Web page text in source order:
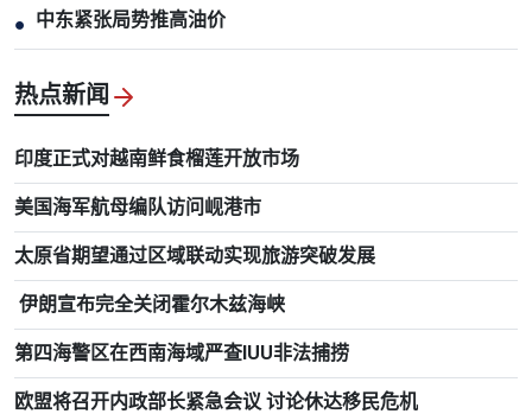
● 中东紧张局势推高油价
热点新闻
印度正式对越南鲜食榴莲开放市场
美国海军航母编队访问岘港市
太原省期望通过区域联动实现旅游突破发展
伊朗宣布完全关闭霍尔木兹海峡
第四海警区在西南海域严查IUU非法捕捞
欧盟将召开内政部长紧急会议 讨论休达移民危机